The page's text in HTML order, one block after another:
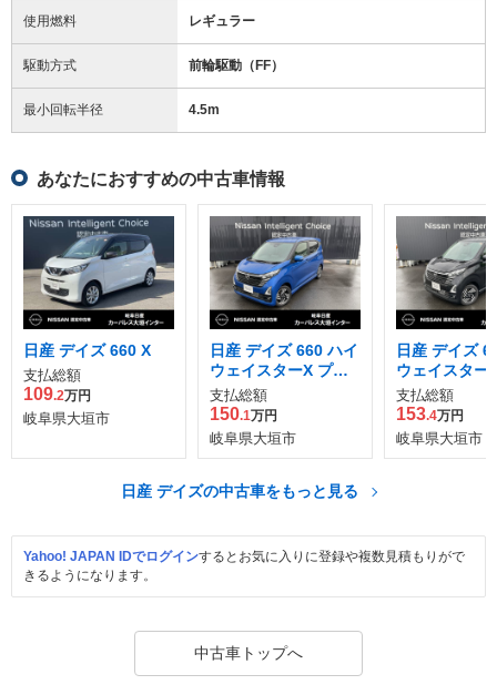
使用燃料 レギュラー
駆動方式 前輪駆動（FF）
最小回転半径 4.5m
あなたにおすすめの中古車情報
日産 デイズ 660 X
支払総額
109.2万円
岐阜県大垣市
日産 デイズ 660 ハイ
ウェイスターX プロ
パイロット エディシ
ョン
支払総額
150.1万円
岐阜県大垣市
日産 デイズ
ウェイスター
パイロット
ョン
支払総額
153.4万円
岐阜県大垣市
日産 デイズの中古車をもっと見る
Yahoo! JAPAN IDでログインするとお気に入りに登録や複数見積もりがで
きるようになります。
中古車トップへ